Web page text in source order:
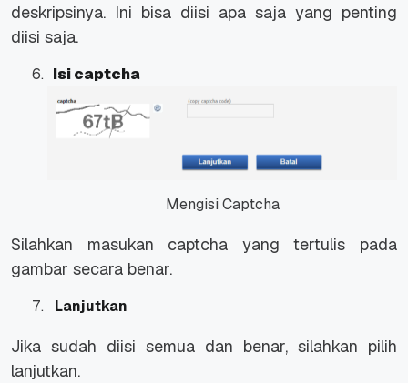
deskripsinya. Ini bisa diisi apa saja yang penting
diisi saja.
Isi captcha
Mengisi Captcha
Silahkan masukan captcha yang tertulis pada
gambar secara benar.
Lanjutkan
Jika sudah diisi semua dan benar, silahkan pilih
lanjutkan.